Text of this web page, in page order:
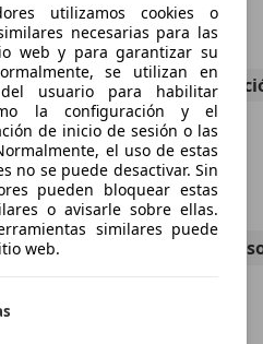
Sin
1985
utilizamos cookies o
necesarias para las
web y para garantizar su
se utilizan en
usuario para habilitar
la configuración y el
de inicio de sesión o las
el uso de estas
no se puede desactivar. Sin
pueden bloquear estas
o avisarle sobre ellas.
similares puede
web.